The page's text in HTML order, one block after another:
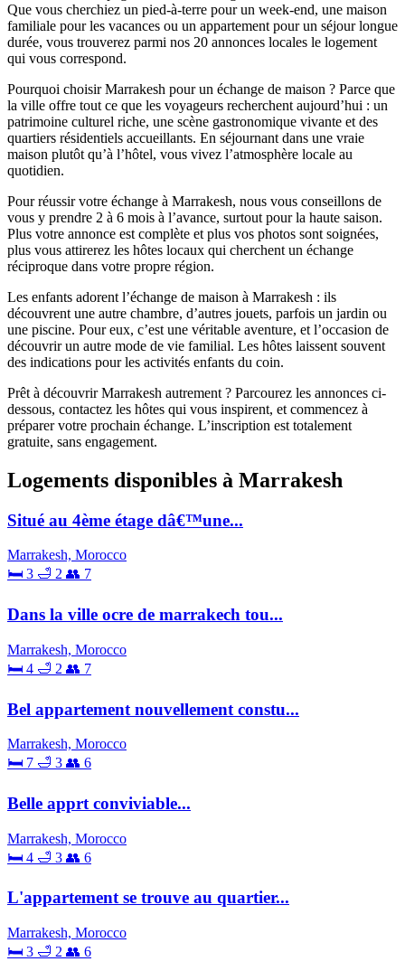
Que vous cherchiez un pied-à-terre pour un week-end, une maison
familiale pour les vacances ou un appartement pour un séjour longue
durée, vous trouverez parmi nos 20 annonces locales le logement
qui vous correspond.
Pourquoi choisir Marrakesh pour un échange de maison ? Parce que
la ville offre tout ce que les voyageurs recherchent aujourd’hui : un
patrimoine culturel riche, une scène gastronomique vivante et des
quartiers résidentiels accueillants. En séjournant dans une vraie
maison plutôt qu’à l’hôtel, vous vivez l’atmosphère locale au
quotidien.
Pour réussir votre échange à Marrakesh, nous vous conseillons de
vous y prendre 2 à 6 mois à l’avance, surtout pour la haute saison.
Plus votre annonce est complète et plus vos photos sont soignées,
plus vous attirerez les hôtes locaux qui cherchent un échange
réciproque dans votre propre région.
Les enfants adorent l’échange de maison à Marrakesh : ils
découvrent une autre chambre, d’autres jouets, parfois un jardin ou
une piscine. Pour eux, c’est une véritable aventure, et l’occasion de
découvrir un autre mode de vie familial. Les hôtes laissent souvent
des indications pour les activités enfants du coin.
Prêt à découvrir Marrakesh autrement ? Parcourez les annonces ci-
dessous, contactez les hôtes qui vous inspirent, et commencez à
préparer votre prochain échange. L’inscription est totalement
gratuite, sans engagement.
Logements disponibles à Marrakesh
Situé au 4ème étage dâ€™une...
Marrakesh, Morocco
🛏 3 🛁 2 👥 7
Dans la ville ocre de marrakech tou...
Marrakesh, Morocco
🛏 4 🛁 2 👥 7
Bel appartement nouvellement constu...
Marrakesh, Morocco
🛏 7 🛁 3 👥 6
Belle apprt conviviable...
Marrakesh, Morocco
🛏 4 🛁 3 👥 6
L'appartement se trouve au quartier...
Marrakesh, Morocco
🛏 3 🛁 2 👥 6